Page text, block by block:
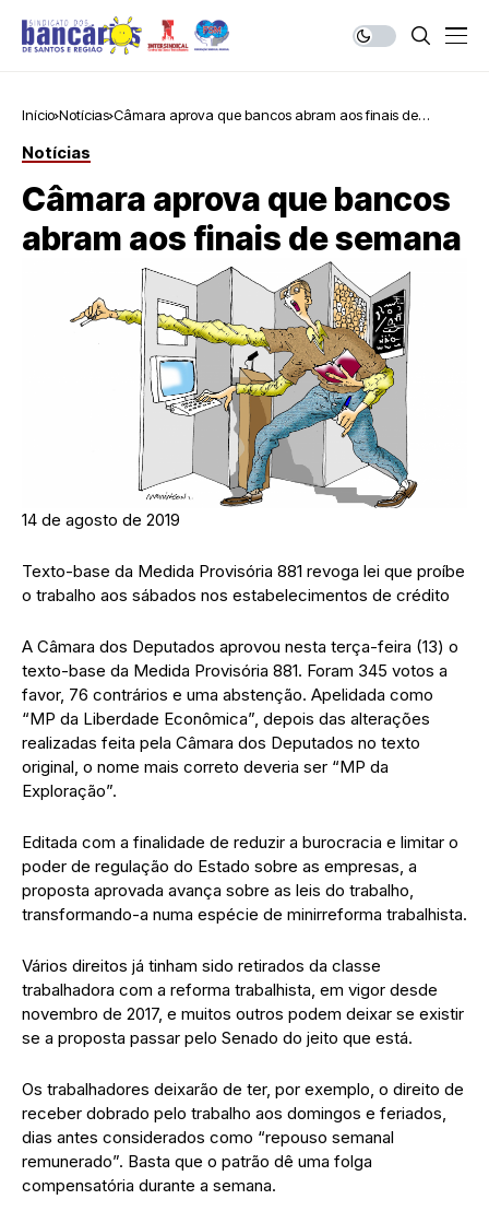
Início Notícias Câmara aprova que bancos abram aos finais de
Notícias
Câmara aprova que bancos
abram aos finais de semana
14 de agosto de 2019
Texto-base da Medida Provisória 881 revoga lei que proíbe
o trabalho aos sábados nos estabelecimentos de crédito
A Câmara dos Deputados aprovou nesta terça-feira (13) o
texto-base da Medida Provisória 881. Foram 345 votos a
favor, 76 contrários e uma abstenção. Apelidada como
“MP da Liberdade Econômica”, depois das alterações
realizadas feita pela Câmara dos Deputados no texto
original, o nome mais correto deveria ser “MP da
Exploração”.
Editada com a finalidade de reduzir a burocracia e limitar o
poder de regulação do Estado sobre as empresas, a
proposta aprovada avança sobre as leis do trabalho,
transformando-a numa espécie de minirreforma trabalhista.
Vários direitos já tinham sido retirados da classe
trabalhadora com a reforma trabalhista, em vigor desde
novembro de 2017, e muitos outros podem deixar se existir
se a proposta passar pelo Senado do jeito que está.
Os trabalhadores deixarão de ter, por exemplo, o direito de
receber dobrado pelo trabalho aos domingos e feriados,
dias antes considerados como “repouso semanal
remunerado”. Basta que o patrão dê uma folga
compensatória durante a semana.